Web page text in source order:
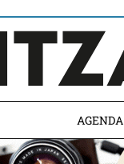
AGENDA